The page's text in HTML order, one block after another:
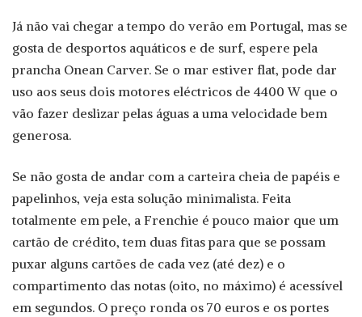
Já não vai chegar a tempo do verão em Portugal, mas se
gosta de desportos aquáticos e de surf, espere pela
prancha Onean Carver. Se o mar estiver flat, pode dar
uso aos seus dois motores eléctricos de 4400 W que o
vão fazer deslizar pelas águas a uma velocidade bem
generosa.
Se não gosta de andar com a carteira cheia de papéis e
papelinhos, veja esta solução minimalista. Feita
totalmente em pele, a Frenchie é pouco maior que um
cartão de crédito, tem duas fitas para que se possam
puxar alguns cartões de cada vez (até dez) e o
compartimento das notas (oito, no máximo) é acessível
em segundos. O preço ronda os 70 euros e os portes